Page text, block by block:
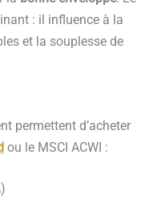
: il influence à la
et la souplesse de
permettent d’acheter
ou le MSCI ACWI :